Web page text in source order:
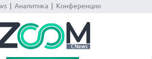
| Аналитика| Конференции